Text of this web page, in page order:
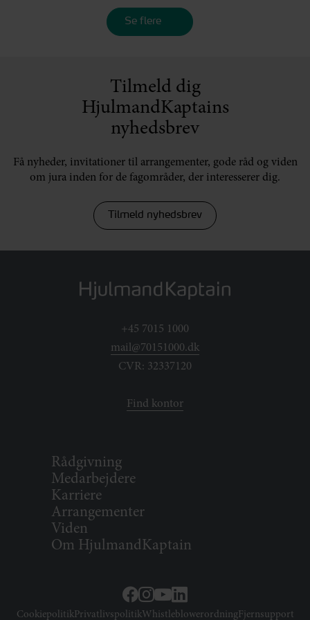
Se flere
Tilmeld dig
HjulmandKaptains
nyhedsbrev
Få nyheder, invitationer til arrangementer, gode råd og viden
om jura inden for de fagområder, der interesserer dig.
Tilmeld nyhedsbrev
+45 7015 1000
mail@70151000.dk
CVR: 32337120
Find kontor
Rådgivning
Medarbejdere
Karriere
Arrangementer
Viden
Om HjulmandKaptain
CookiepolitikPrivatlivspolitikWhistleblowerordningFjernsupport